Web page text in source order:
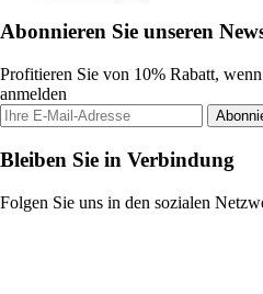
Abonnieren Sie unseren
Profitieren Sie von 10% Rabatt,
anmelden
Bleiben Sie in Verbindung
Folgen Sie uns in den sozialen